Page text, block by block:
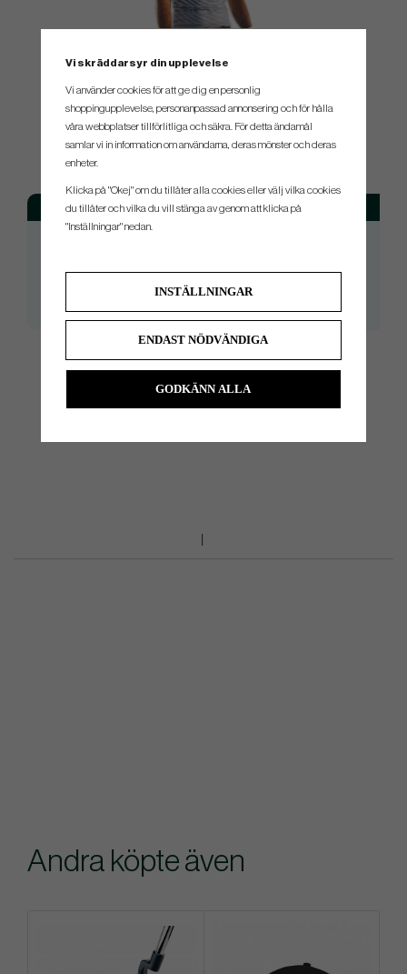
SPEC.
Modell
Paige P Series 105
Paige P Series 180
Paige P Series - SOHO Rosa
Andra köpte även
Vi skräddarsyr din upplevelse
Vi använder cookies för att ge dig en personlig
shoppingupplevelse, personanpassad annonsering och för hålla
våra webbplatser tillförlitliga och säkra. För detta ändamål
samlar vi in information om användarna, deras mönster och deras
enheter.
Klicka på "Okej" om du tillåter alla cookies eller välj vilka cookies
du tillåter och vilka du vill stänga av genom att klicka på
"Inställningar" nedan.
INSTÄLLNINGAR
ENDAST NÖDVÄNDIGA
GODKÄNN ALLA